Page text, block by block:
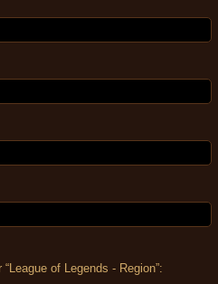
of Legends - Region”: